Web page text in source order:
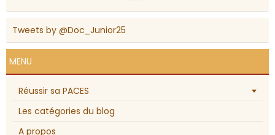
Tweets by @Doc_Junior25
MENU
Réussir sa PACES
Les catégories du blog
A propos